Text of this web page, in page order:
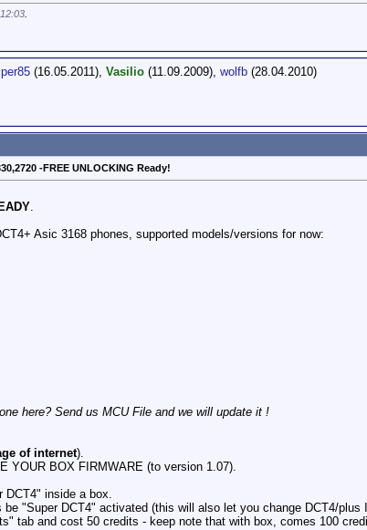
12:03
(16.05.2011), Vasilio (11.09.2009), wolfb (28.04.2010)
-FREE UNLOCKING Ready!
.
Asic 3168 phones, supported models/versions for now:
here? Send us MCU File and we will update it !
of internet).
YOUR BOX FIRMWARE (to version 1.07).
DCT4" inside a box.
"Super DCT4" activated (this will also let you change DCT4/plus
tab and cost 50 credits - keep note that with box, comes 100